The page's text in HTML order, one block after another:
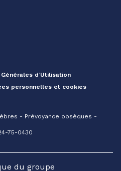
d’Utilisation
personnelles et cookies
- Prévoyance obsèques -
75-0430
du groupe